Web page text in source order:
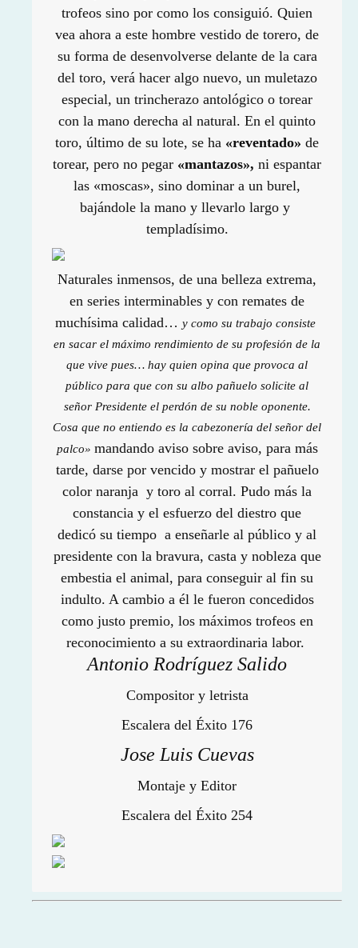
trofeos sino por como los consiguió. Quien
vea ahora a este hombre vestido de torero, de
su forma de desenvolverse delante de la cara
del toro, verá hacer algo nuevo, un muletazo
especial, un trincherazo antológico o torear
con la mano derecha al natural. En el quinto
toro, último de su lote, se ha «reventado» de
torear, pero no pegar «mantazos», ni espantar
las «moscas», sino dominar a un burel,
bajándole la mano y llevarlo largo y
templadísimo.
Naturales inmensos, de una belleza extrema,
en series interminables y con remates de
muchísima calidad… y como su trabajo consiste
en sacar el máximo rendimiento de su profesión de la
que vive pues… hay quien opina que provoca al
público para que con su albo pañuelo solicite al
señor Presidente el perdón de su noble oponente.
Cosa que no entiendo es la cabezonería del señor del
palco» mandando aviso sobre aviso, para más
tarde, darse por vencido y mostrar el pañuelo
color naranja y toro al corral. Pudo más la
constancia y el esfuerzo del diestro que
dedicó su tiempo a enseñarle al público y al
presidente con la bravura, casta y nobleza que
embestia el animal, para conseguir al fin su
indulto. A cambio a él le fueron concedidos
como justo premio, los máximos trofeos en
reconocimiento a su extraordinaria labor.
Antonio Rodríguez Salido
Compositor y letrista
Escalera del Éxito 176
Jose Luis Cuevas
Montaje y Editor
Escalera del Éxito 254